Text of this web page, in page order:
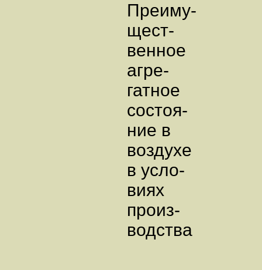
Преиму-
щест-
венное
агре-
гатное
состоя-
ние в
воздухе
в усло-
виях
произ-
водства